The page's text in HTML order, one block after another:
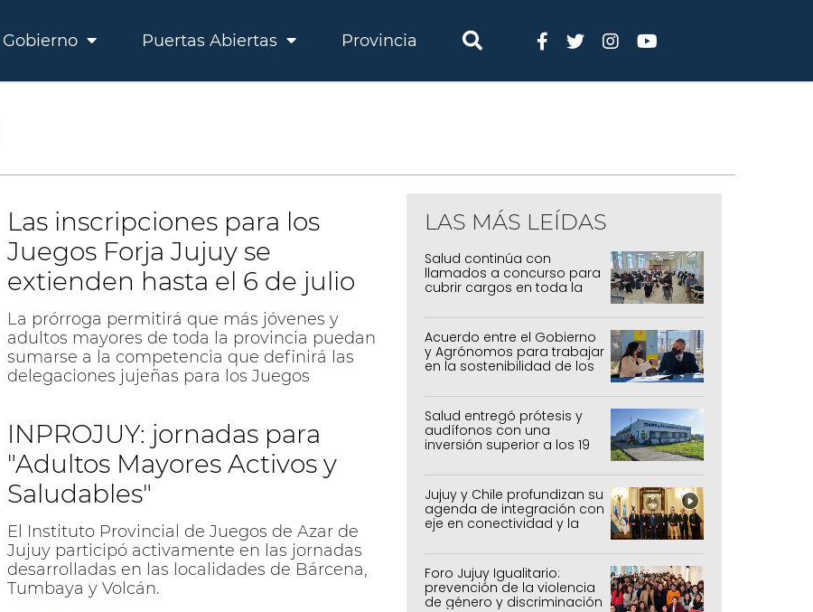
Gobierno Puertas Abiertas Provincia
Las inscripciones para los
Juegos Forja Jujuy se
extienden hasta el 6 de julio
La prórroga permitirá que más jóvenes y
adultos mayores de toda la provincia puedan
sumarse a la competencia que definirá las
delegaciones jujeñas para los Juegos
INPROJUY: jornadas para
"Adultos Mayores Activos y
Saludables"
El Instituto Provincial de Juegos de Azar de
Jujuy participó activamente en las jornadas
desarrolladas en las localidades de Bárcena,
Tumbaya y Volcán.
LAS MÁS LEÍDAS
Salud continúa con
llamados a concurso para
cubrir cargos en toda la
Acuerdo entre el Gobierno
y Agrónomos para trabajar
en la sostenibilidad de los
agrícolas, pecuarios y
forestal
Salud entregó prótesis y
audífonos con una
inversión superior a los 19
millones de pesos
Jujuy y Chile profundizan su
agenda de integración con
eje en conectividad y la
mejora del Paso de Jama
Foro Jujuy Igualitario:
prevención de la violencia
de género y discriminación